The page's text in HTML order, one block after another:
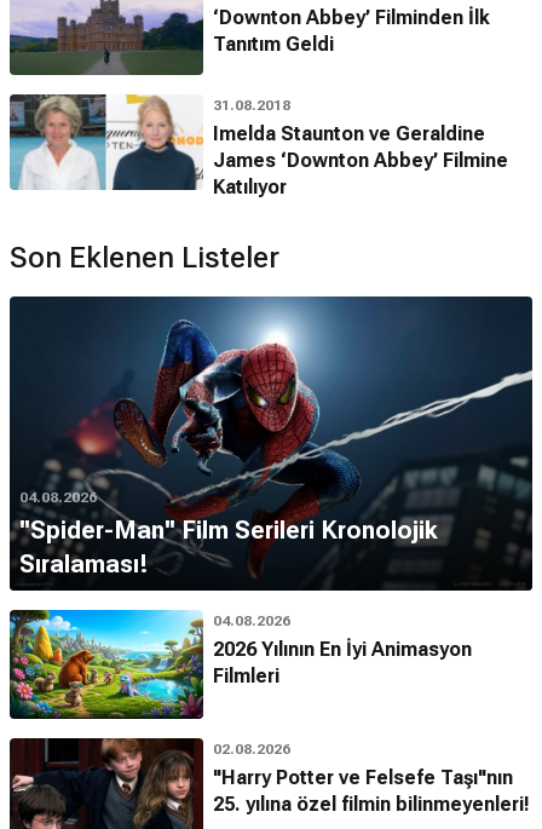
‘Downton Abbey’ Filminden İlk
Tanıtım Geldi
31.08.2018
Imelda Staunton ve Geraldine
James ‘Downton Abbey’ Filmine
Katılıyor
Son Eklenen Listeler
04.08.2026
''Spider-Man'' Film Serileri Kronolojik
Sıralaması!
04.08.2026
2026 Yılının En İyi Animasyon
Filmleri
02.08.2026
"Harry Potter ve Felsefe Taşı"nın
25. yılına özel filmin bilinmeyenleri!